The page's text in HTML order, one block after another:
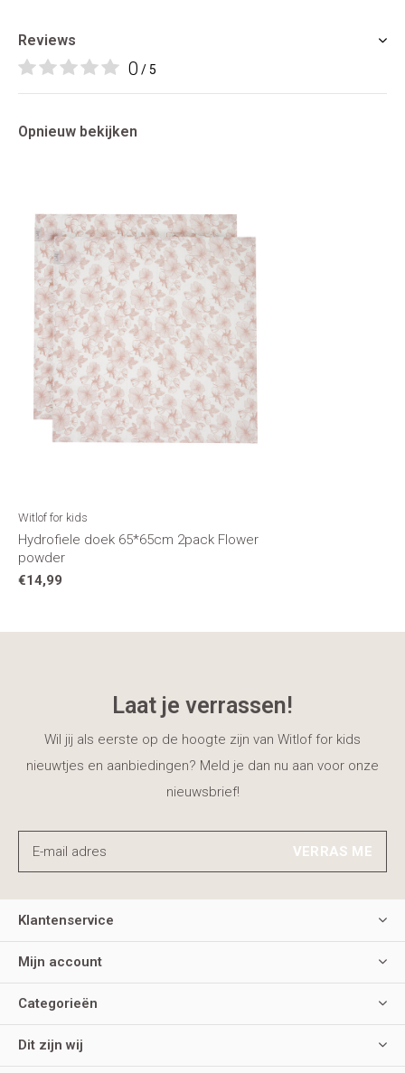
Reviews
0 / 5
Opnieuw bekijken
Witlof for kids
Hydrofiele doek 65*65cm 2pack Flower
powder
€14,99
Laat je verrassen!
Wil jij als eerste op de hoogte zijn van Witlof for kids
nieuwtjes en aanbiedingen? Meld je dan nu aan voor onze
nieuwsbrief!
VERRAS ME
Klantenservice
Mijn account
Categorieën
Dit zijn wij